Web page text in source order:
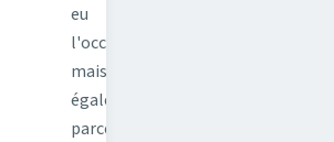
eu
l'occasion
mais
également
parce